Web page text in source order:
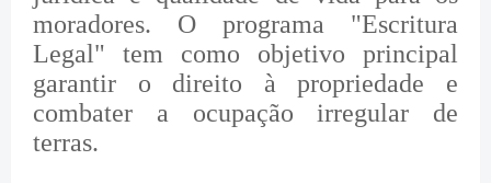
moradores. O programa "Escritura
Legal" tem como objetivo principal
garantir o direito à propriedade e
combater a ocupação irregular de
terras.